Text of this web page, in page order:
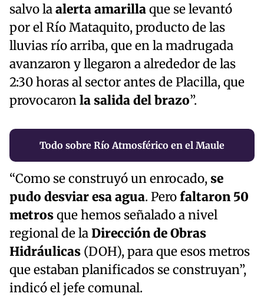
salvo laalerta amarillaque se levantó
por el Río Mataquito, producto de las
lluvias río arriba, que en la madrugada
avanzaron y llegaron a alrededor de las
2:30 horas al sector antes de Placilla, que
provocaronla salida del brazo”.
Todo sobre Río Atmosférico en el Maule
“Como se construyó un enrocado, se
pudo desviar esa agua. Perofaltaron 50
metrosque hemos señalado a nivel
regional de laDirección de Obras
Hidráulicas (DOH), para que esos metros
que estaban planificados se construyan”,
indicó el jefe comunal.